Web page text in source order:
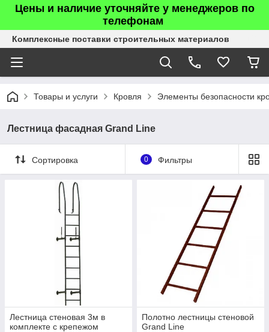
Цены и наличие уточняйте у менеджеров по
телефонам
Комплексные поставки строительных материалов
Товары и услуги Кровля Элементы безопасности
Лестница фасадная Grand Line
Сортировка 0 Фильтры
Лестница стеновая 3м в
комплекте с крепежом
Полотно лестницы стеновой
Grand Line